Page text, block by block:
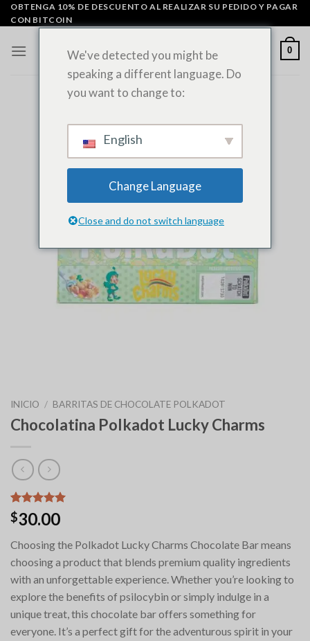
al
OBTENGA 10% DE DESCUENTO AL REALIZAR SU PEDIDO Y PAGAR
CON BITCOIN
0
INICIO / BARRITAS DE CHOCOLATE POLKADOT
Chocolatina Polkadot Lucky Charms
Valorado
con5.00
base a
6
valoraciones
de clientes
$30.00
Choosing the Polkadot Lucky Charms Chocolate Bar means
choosing a product that blends premium quality ingredients
with an unforgettable experience. Whether you’re looking to
explore the benefits of psilocybin or simply indulge in a
unique treat, this chocolate bar offers something for
everyone. It’s a perfect gift for the adventurous spirit in your
We've detected you might be
speaking a different language. Do
you want to change to:
English
Change Language
Close and do not switch language